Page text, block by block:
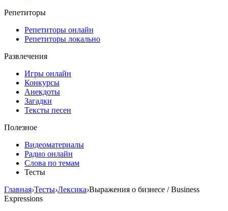
Репетиторы
Репетиторы онлайн
Репетиторы локально
Развлечения
Игры онлайн
Конкурсы
Анекдоты
Загадки
Тексты песен
Полезное
Видеоматериалы
Радио онлайн
Слова по темам
Тесты
Главная›Тесты›Лексика›Выражения о бизнесе / Business
Expressions